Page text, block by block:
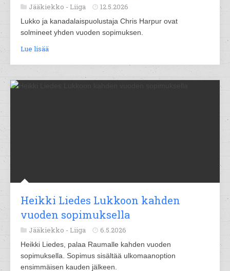
Jääkiekko - Liiga 12.5.2026
Lukko ja kanadalaispuolustaja Chris Harpur ovat
solmineet yhden vuoden sopimuksen.
Lue lisää
Heikki Liedes Lukkoon kahden
vuoden sopimuksella
Jääkiekko - Liiga 6.5.2026
Heikki Liedes, palaa Raumalle kahden vuoden
sopimuksella. Sopimus sisältää ulkomaanoption
ensimmäisen kauden jälkeen.